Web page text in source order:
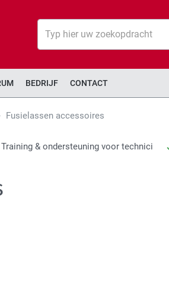
BEDRIJF CONTACT
Fusielassen accessoires
Training & ondersteuning voor technici